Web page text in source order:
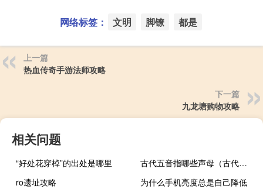
网络标签： 文明 脚镣 都是
上一篇
热血传奇手游法师攻略
下一篇
九龙塘购物攻略
相关问题
“好处花穿棹”的出处是哪里
古代五音指哪些声母（古代五音指）
ro遗址攻略
为什么手机亮度总是自己降低